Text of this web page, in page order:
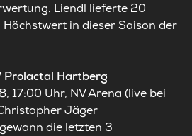
Liendl lieferte 20
in dieser Saison der
Prolactal Hartberg
17:00 Uhr, NV Arena (live bei
Jäger
die letzten 3